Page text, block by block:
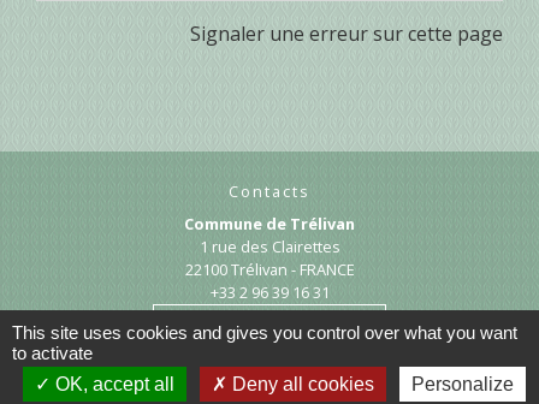
Signaler une erreur sur cette page
Contacts
Commune de Trélivan
1 rue des Clairettes
22100 Trélivan - FRANCE
+33 2 96 39 16 31
Contact par formulaire
This site uses cookies and gives you control over what you want
to activate
OK, accept all
Deny all cookies Personalize